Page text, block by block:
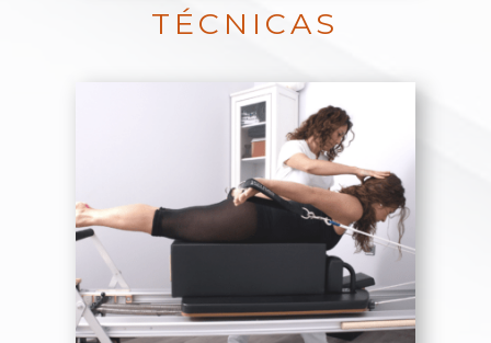
TÉCNICAS